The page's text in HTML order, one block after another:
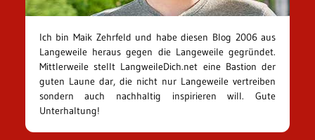
Ich bin Maik Zehrfeld und habe diesen Blog 2006 aus
Langeweile heraus gegen die Langeweile gegründet.
Mittlerweile stellt LangweileDich.net eine Bastion der
guten Laune dar, die nicht nur Langeweile vertreiben
sondern auch nachhaltig inspirieren will. Gute
Unterhaltung!